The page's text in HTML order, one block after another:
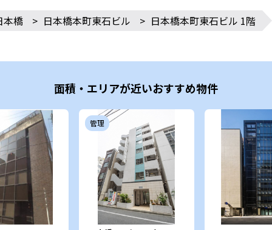
本橋 > 日本橋本町東石ビル > 日本橋本町東石ビル 1階
面積・エリアが近いおすすめ物件
管理